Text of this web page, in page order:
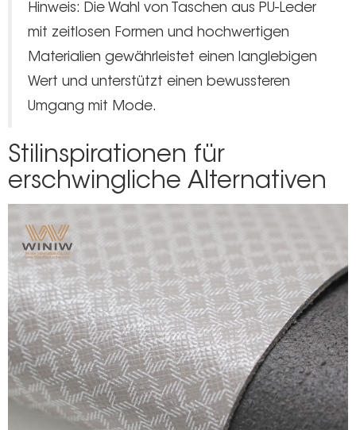
Hinweis: Die Wahl von Taschen aus PU-Leder
mit zeitlosen Formen und hochwertigen
Materialien gewährleistet einen langlebigen
Wert und unterstützt einen bewussteren
Umgang mit Mode.
Stilinspirationen für
erschwingliche Alternativen